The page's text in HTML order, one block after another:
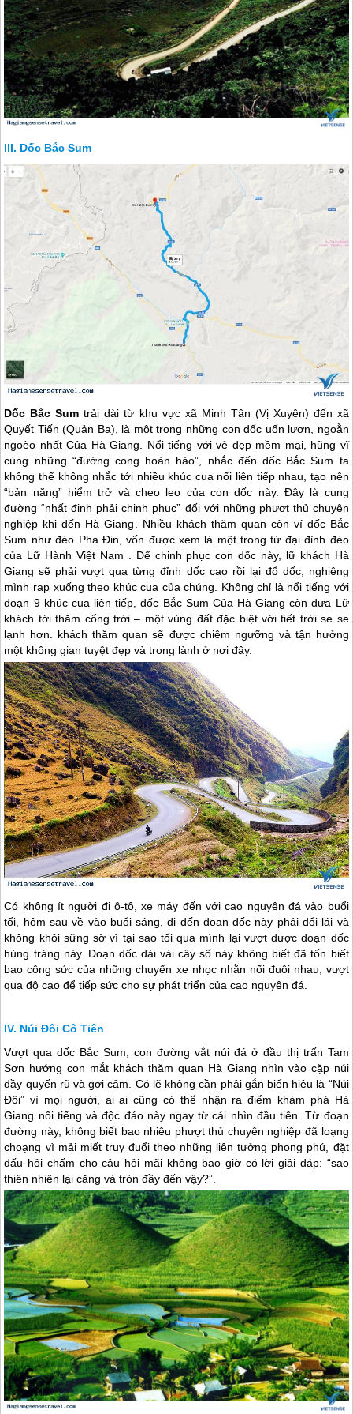
Dốc Bắc Sum
Dốc Bắc Sum trải dài từ khu vực xã Minh Tân (Vị Xuyên) đến xã
Quyết Tiến (Quản Bạ), là một trong những con dốc uốn lượn, ngoằn
ngoèo nhất Của Hà Giang . Nổi tiếng với vẻ đẹp mềm mại, hũng vĩ
cùng những “đường cong hoàn hảo”, nhắc đến dốc Bắc Sum ta
không thể không nhắc tới nhiều khúc cua nối liên tiếp nhau, tạo nên
“bản năng” hiểm trở và cheo leo của con dốc này. Đây là cung
đường “nhất định phải chinh phục” đối với những phượt thủ chuyên
nghiệp khi đến Hà Giang . Nhiều khách thăm quan còn ví dốc Bắc
Sum như đèo Pha Đin, vốn được xem là một trong tứ đại đỉnh đèo
của Lữ Hành Việt Nam . Để chinh phục con dốc này, lữ khách Hà
Giang sẽ phải vượt qua từng đỉnh dốc cao rồi lại đổ dốc, nghiêng
mình rạp xuống theo khúc cua của chúng. Không chỉ là nổi tiếng với
đoạn 9 khúc cua liên tiếp, dốc Bắc Sum Của Hà Giang còn đưa Lữ
khách tới thăm cổng trời – một vùng đất đặc biệt với tiết trời se se
lạnh hơn. khách thăm quan sẽ được chiêm ngưỡng và tận hưởng
một không gian tuyệt đẹp và trong lành ở nơi đây.
Có không ít người đi ô-tô, xe máy đến với cao nguyên đá vào buổi
tối, hôm sau về vào buổi sáng, đi đến đoạn dốc này phải đổi lái và
không khỏi sững sờ vì tại sao tối qua mình lại vượt được đoạn dốc
hùng tráng này. Đoạn dốc dài vài cây số này không biết đã tốn biết
bao công sức của những chuyến xe nhọc nhằn nối đuôi nhau, vượt
qua độ cao để tiếp sức cho sự phát triển của cao nguyên đá.
Núi Đôi Cô Tiên
Vượt qua dốc Bắc Sum, con đường vắt núi đá ở đầu thị trấn Tam
Sơn hướng con mắt khách thăm quan Hà Giang nhìn vào cặp núi
đầy quyến rũ và gợi cảm. Có lẽ không cần phải gắn biển hiệu là “Núi
Đôi” vì mọi người, ai ai cũng có thể nhận ra điểm khám phá Hà
Giang nổi tiếng và độc đáo này ngay từ cái nhìn đầu tiên. Từ đoạn
đường này, không biết bao nhiêu phượt thủ chuyên nghiệp đã loạng
choạng vì mải miết truy đuổi theo những liên tưởng phong phú, đặt
dấu hỏi chấm cho câu hỏi mãi không bao giờ có lời giải đáp: “sao
thiên nhiên lại căng và tròn đầy đến vậy?”.